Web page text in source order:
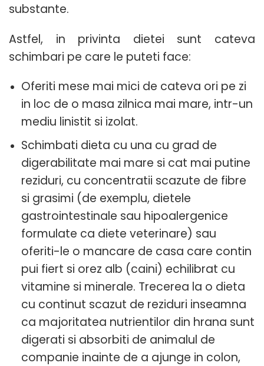
substante.
Astfel, in privinta dietei sunt cateva
schimbari pe care le puteti face:
Oferiti mese mai mici de cateva ori pe zi
in loc de o masa zilnica mai mare, intr-un
mediu linistit si izolat.
Schimbati dieta cu una cu grad de
digerabilitate mai mare si cat mai putine
reziduri, cu concentratii scazute de fibre
si grasimi (de exemplu, dietele
gastrointestinale sau hipoalergenice
formulate ca diete veterinare) sau
oferiti-le o mancare de casa care contin
pui fiert si orez alb (caini) echilibrat cu
vitamine si minerale. Trecerea la o dieta
cu continut scazut de reziduri inseamna
ca majoritatea nutrientilor din hrana sunt
digerati si absorbiti de animalul de
companie inainte de a ajunge in colon,